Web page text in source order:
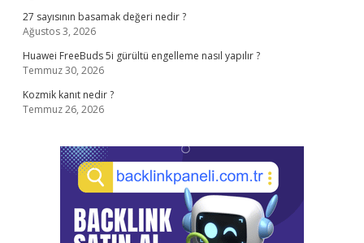
27 sayısının basamak değeri nedir ?
Ağustos 3, 2026
Huawei FreeBuds 5i gürültü engelleme nasıl yapılır ?
Temmuz 30, 2026
Kozmik kanıt nedir ?
Temmuz 26, 2026